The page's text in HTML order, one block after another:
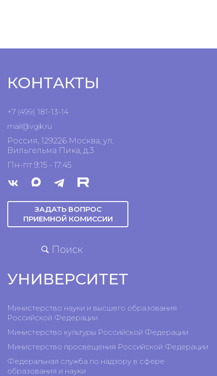
КОНТАКТЫ
+7 (499) 181-13-14
mail@vgik.ru
Россия, 129226 Москва, ул.
Вильгельма Пика, д.3
Пн-пт 9:15 - 17:45
ЗАДАТЬ ВОПРОС
ПРИЕМНОЙ КОМИССИИ
Поиск
УНИВЕРСИТЕТ
Министерство науки и высшего образования
Российской Федерации
Министерство культуры Российской Федерации
Министерство просвещения Российской Федерации
Федеральная служба по надзору в сфере
образования и науки